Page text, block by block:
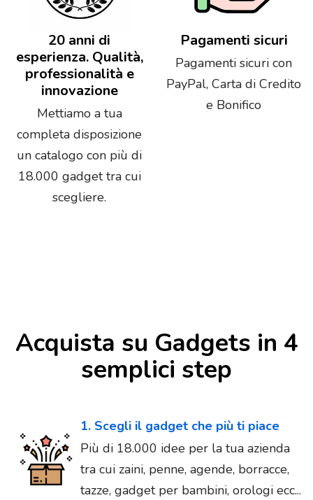
20 anni di
esperienza. Qualità,
professionalità e
innovazione
Mettiamo a tua
completa disposizione
un catalogo con più di
18.000 gadget tra cui
scegliere.
Pagamenti sicuri
Pagamenti sicuri con
PayPal, Carta di Credito
e Bonifico
Acquista su Gadgets in 4
semplici step
1. Scegli il gadget che più ti piace
Più di 18.000 idee per la tua azienda
tra cui zaini, penne, agende, borracce,
tazze, gadget per bambini, orologi ecc...